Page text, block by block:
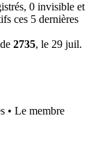
0 invisible et
ces 5 dernières
2735, le 29 juil.
• Le membre